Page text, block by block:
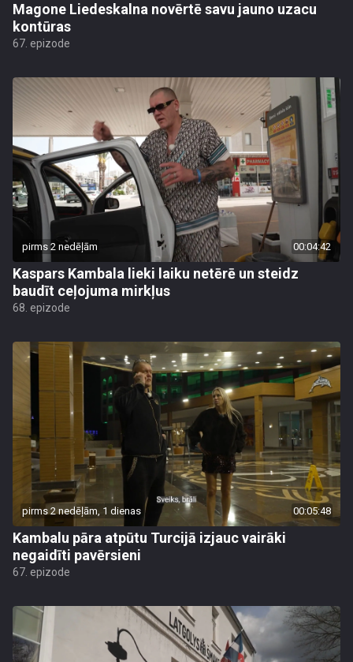
Magone Liedeskalna novērtē savu jauno uzacu
kontūras
67. epizode
pirms 2 nedēļām 00:04:42
Kaspars Kambala lieki laiku netērē un steidz
baudīt ceļojuma mirkļus
68. epizode
pirms 2 nedēļām, 1 dienas 00:05:48
Kambalu pāra atpūtu Turcijā izjauc vairāki
negaidīti pavērsieni
67. epizode